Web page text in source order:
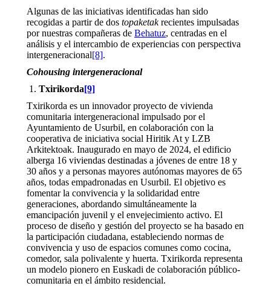
Algunas de las iniciativas identificadas han sido
recogidas a partir de dos topaketakrecientes impulsadas
por nuestras compañeras de Behatuz, centradas en el
análisis y el intercambio de experiencias con perspectiva
intergeneracional[8].
Cohousing intergeneracional
Txirikorda[9]
Txirikorda es un innovador proyecto de vivienda
comunitaria intergeneracional impulsado por el
Ayuntamiento de Usurbil, en colaboración con la
cooperativa de iniciativa social Hiritik At y LZB
Arkitektoak. Inaugurado en mayo de 2024, el edificio
alberga 16 viviendas destinadas a jóvenes de entre 18 y
30 años y a personas mayores autónomas mayores de 65
años, todas empadronadas en Usurbil. El objetivo es
fomentar la convivencia y la solidaridad entre
generaciones, abordando simultáneamente la
emancipación juvenil y el envejecimiento activo. El
proceso de diseño y gestión del proyecto se ha basado en
la participación ciudadana, estableciendo normas de
convivencia y uso de espacios comunes como cocina,
comedor, sala polivalente y huerta. Txirikorda representa
un modelo pionero en Euskadi de colaboración público-
comunitaria en el ámbito residencial.